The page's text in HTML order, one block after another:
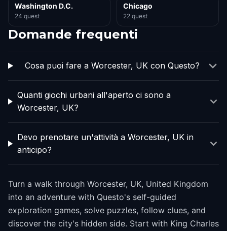
Washington D.C.
24 quest
Chicago
22 quest
Domande frequenti
Cosa puoi fare a Worcester, UK con Questo?
Quanti giochi urbani all'aperto ci sono a
Worcester, UK?
Devo prenotare un'attività a Worcester, UK in
anticipo?
Turn a walk through Worcester, UK, United Kingdom
into an adventure with Questo's self-guided
exploration games, solve puzzles, follow clues, and
discover the city's hidden side. Start with King Charles